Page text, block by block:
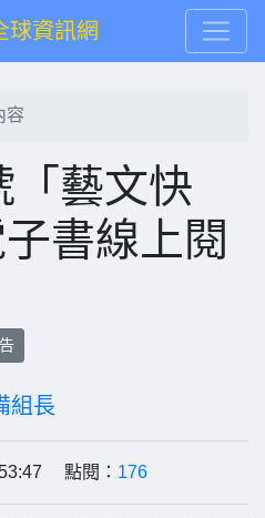
球資訊網
容
「藝文快
書線上閱
組長
點閱： 176